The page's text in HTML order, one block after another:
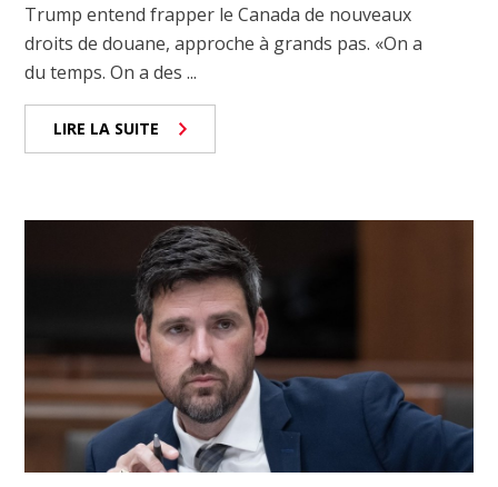
Trump entend frapper le Canada de nouveaux
droits de douane, approche à grands pas. «On a
du temps. On a des ...
LIRE LA SUITE